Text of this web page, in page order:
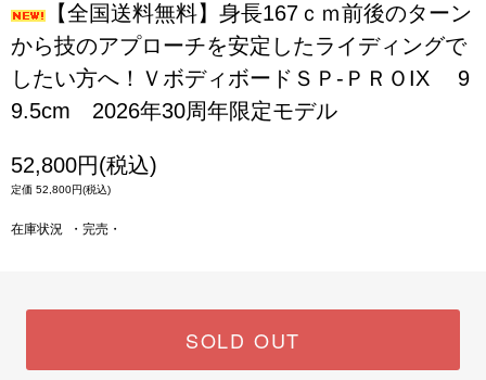
【全国送料無料】身長167ｃｍ前後のターン
から技のアプローチを安定したライディングで
したい方へ！ＶボディボードＳＰ-ＰＲＯIX 9
9.5cm 2026年30周年限定モデル
52,800円(税込)
定価 52,800円(税込)
在庫状況 ・完売・
SOLD OUT